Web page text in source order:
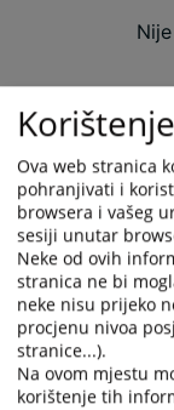
Ova web stranica
pohranjivati i
browsera i vašeg
sesiji unutar
Neke od ovih
stranica ne bi
neke nisu prijeko
procjenu nivoa
stranice...).
Na ovom mjestu
korištenje tih